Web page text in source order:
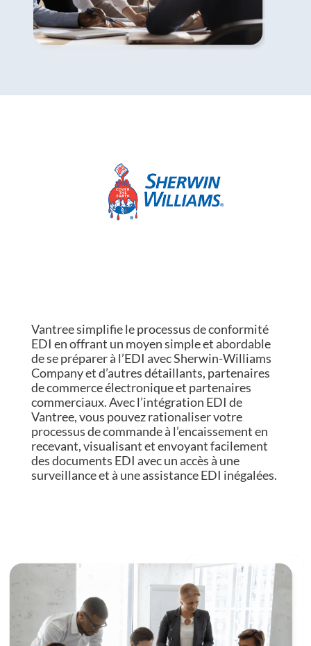
Vantree simplifie le processus de conformité
EDI en offrant un moyen simple et abordable
de se préparer à l’EDI avec Sherwin-Williams
Company et d’autres détaillants, partenaires
de commerce électronique et partenaires
commerciaux. Avec l’intégration EDI de
Vantree, vous pouvez rationaliser votre
processus de commande à l’encaissement en
recevant, visualisant et envoyant facilement
des documents EDI avec un accès à une
surveillance et à une assistance EDI inégalées.